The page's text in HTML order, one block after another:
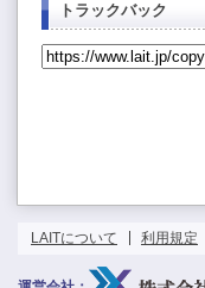
トラックバック
LAITについて 利用規定